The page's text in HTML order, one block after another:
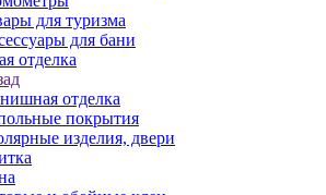
для туризма
для бани
отделка
отделка
покрытия
изделия, двери